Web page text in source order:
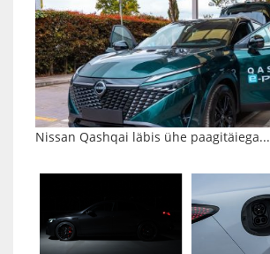
Nissan Qashqai läbis ühe paagitäiega...